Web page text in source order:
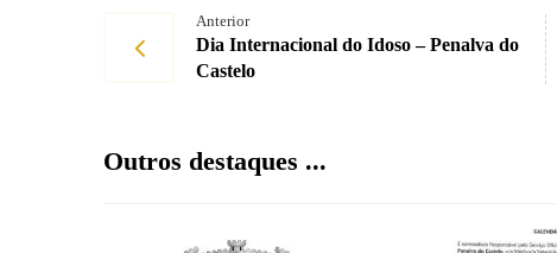
Anterior
Dia Internacional do Idoso – Penalva do
Castelo
Outros destaques ...